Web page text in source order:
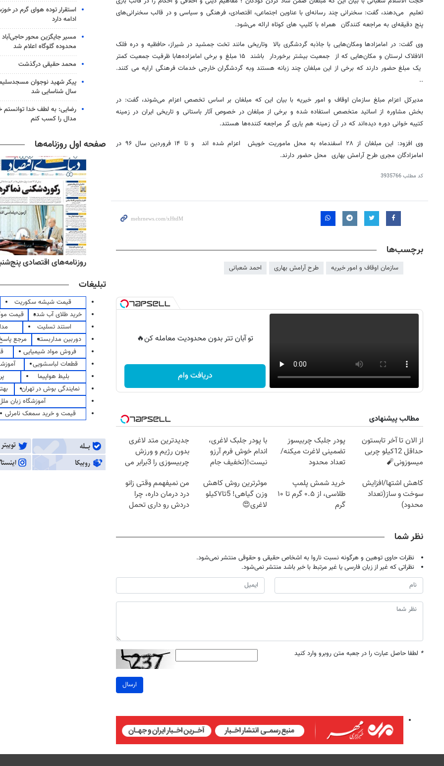
تعلیم می‌دهند، گفت: سخنرانی چند رسانه‌ای با عناوین اجتماعی، اقتصادی، فرهنگی و سیاسی و در قالب سخنرانی‌های
پنج دقیقه‌ای به مراجعه کنندگان همراه با کلیپ های کوتاه ارائه می‌شود.
وی گفت: در امامزادها ومکان‌هایی با جاذبه گردشگری بالا وتاریخی مانند تخت جمشید در شیراز، حافظیه و دره فلک
الافلاک لرستان و مکان‌هایی که از جمعیت بیشتر برخوردار باشند ۱۵ مبلغ و برخی امامزاده‌هابا ظرفیت جمعیت کمتر
یک مبلغ حضور دارند که برخی از این مبلغان چند زبانه هستند وبه گردشگران خارجی خدمات فرهنگی ارایه می کنند.
.
.
مدیرکل اعزام مبلغ سازمان اوقاف و امور خیریه با بیان این که مبلغان بر اساس تخصص اعزام می‌شوند، گفت: در
بخش مشاوره از اساتید متخصص استفاده شده و برخی از مبلغان در خصوص آثار باستانی و تاریخی ایران در زمینه
کتیبه خوانی دوره دیده‌اند که در آن زمینه هم یاری گر مراجعه کننده‌ها هستند.
وی افزود: این مبلغان از ۲۸ اسفندماه به محل ماموریت خویش اعزام شده اند و تا ۱۴ فروردین سال ۹۶ در
امامزادگان مجری طرح آرامش بهاری محل حضور دارند.
کد مطلب3935766
برچسب‌ها
سازمان اوقاف و امور خیریه طرح آرامش بهاری احمد شعبانی
تو آبان تتر بدون محدودیت معامله کن🔥
دریافت وام
مطالب پیشنهادی
از الان تا آخر تابستون
حداقل 12کیلو چربی
میسوزونی🧨
پودر جلبک چربیسوز
تضمینی لاغرت میکنه/
تعداد محدود
با پودر جلبک لاغری،
اندام خوش فرم آرزو
نیست!(تخفیف جام
جدیدترین متد لاغری
بدون رژیم و ورزش
چربیسوزی را 3برابر می
کاهش اشتها/افزایش
سوخت و ساز(تعداد
محدود)
خرید شمش پلمپ
طلاسی، از ۰.۵ گرم تا ۱۰
گرم
موثرترین روش کاهش
وزن گیاهی! 5تا۷کیلو
لاغری😍
من نمیفهمم وقتی زانو
درد درمان داره، چرا
دردش رو داری تحمل
نظر شما
نظرات حاوی توهین و هرگونه نسبت ناروا به اشخاص حقیقی و حقوقی منتشر نمی‌شود.
نظراتی که غیر از زبان فارسی یا غیر مرتبط با خبر باشد منتشر نمی‌شود.
* لطفا حاصل عبارت را در جعبه متن روبرو وارد کنید
ارسال
استقرار توده هوای گرم در
ادامه دارد
مسیر جایگزین محور
محدوده گلوگاه اعلام شد
محمد حقیقی درگذشت
سال شناسایی شد
رضایی: به لطف خدا توانستم
مدال را کسب کنم
صفحه اول روزنامه‌ها
روزنامه‌های اقتصادی چهارشنبه ۱۴ مرداد ۱۴۰۵ روزنامه‌های ورزشی پنج‌شنبه ۱۵ مرداد ۱۴۰۵ روزنامه‌های اقتصادی پنج‌شنبه ۱۵ مرداد
تبلیغات
قیمت شیشه سکوریت
خرید طلای آب شده
قیمت
استند تسلیت
دوربین مداربسته
مرجع
فروش مواد شیمیایی
قطعات لباسشویی
بلیط هواپیما
نمایندگی بوش در تهران
آموزشگاه زبان
قیمت و خرید سمعک نامرئی